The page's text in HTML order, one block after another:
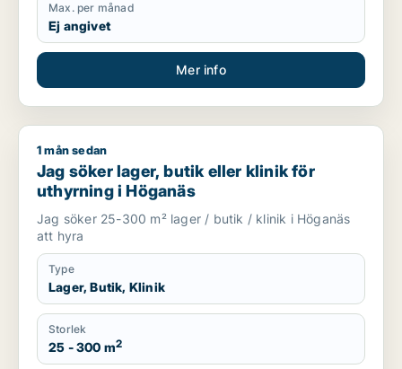
Max. per månad
Ej angivet
Mer info
Jag söker lager, butik eller klinik för uthyrning i Höganäs
1 mån sedan
Jag söker lager, butik eller klinik för
uthyrning i Höganäs
Jag söker 25-300 m² lager / butik / klinik i Höganäs
att hyra
Type
Lager, Butik, Klinik
Storlek
25 - 300 m2